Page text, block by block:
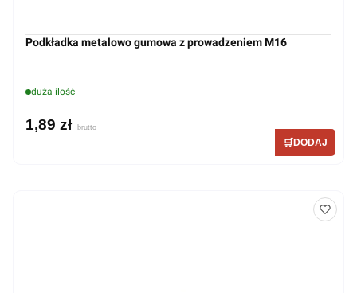
Podkładka metalowo gumowa z prowadzeniem M16
duża ilość
1,89 zł